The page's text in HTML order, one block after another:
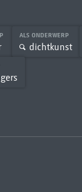
ALS ONDERWERP
dichtkunst